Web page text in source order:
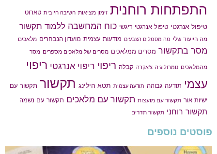
התפתחות רוחנית זימון מציאות חשיבה חיובית טארוט
טיפול אנרגטי טיפול אנרגטי ריגשי כוח המחשבה ללמוד תקשור
מה הייעוד שלי מה מסמלים הצבעים מודעות עצמית מועדון הנבחרים מלאכים
מסר בתקשור מסרים ממלאכים מסרים של מלאכים מספרים מסר
מהמלאכים נומרולוגיה צ'אקרה קבלה ריפוי ריפוי אנרגטי ריפוי
עצמי תודעה גבוהה תודעה עצמית תטא הילינג תקשור תקשור עם
ישיות אור תקשור עם מועצות תקשור עם מלאכים תקשור עם נשמה
תקשור רוחני תקשור תדרים
פוסטים נוספים